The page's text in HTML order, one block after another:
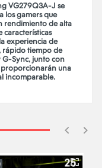
VG279Q3A-J se
los gamers que
rendimiento de alta
características
experiencia de
rápido tiempo de
G-Sync, junto con
proporcionarán una
incomparable.